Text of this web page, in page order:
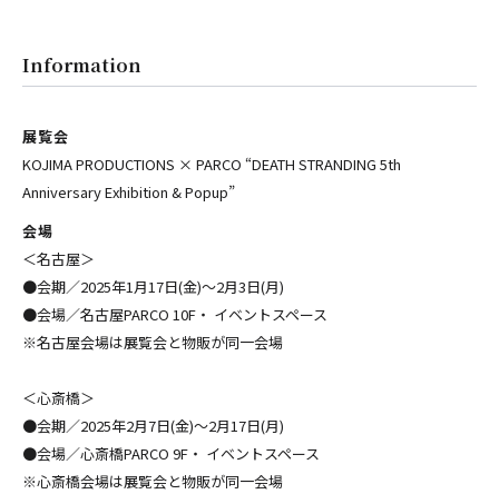
Information
展覧会
KOJIMA PRODUCTIONS × PARCO “DEATH STRANDING 5th
Anniversary Exhibition & Popup”
会場
＜名古屋＞
●会期／2025年1月17日(金)〜2月3日(月)
●会場／名古屋PARCO 10F・ イベントスペース
※名古屋会場は展覧会と物販が同一会場
＜心斎橋＞
●会期／2025年2月7日(金)〜2月17日(月)
●会場／心斎橋PARCO 9F・ イベントスペース
※心斎橋会場は展覧会と物販が同一会場